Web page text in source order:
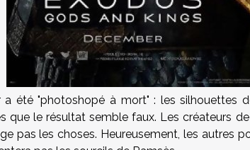
a été "photoshopé à mort" : les silhouettes
que le résultat semble faux. Les créateurs
pas les choses. Heureusement, les autres